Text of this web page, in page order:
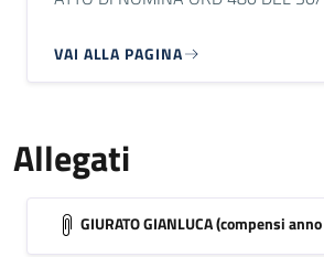
VAI ALLA PAGINA
Allegati
GIURATO GIANLUCA (compensi